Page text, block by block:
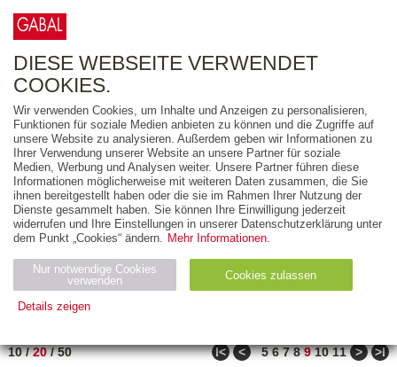
FREITEXT
AUSGABEART
AUS DER REIHE
ZUM THEMA
Neuerscheinung
Bestseller
PREIS
10/20/50 ǀ< < 5 6 7 8 9 10 11 > >ǀ
DIESE WEBSEITE VERWENDET
COOKIES.
Wir verwenden Cookies, um Inhalte und Anzeigen zu personalisieren,
Funktionen für soziale Medien anbieten zu können und die Zugriffe auf
unsere Website zu analysieren. Außerdem geben wir Informationen zu
Ihrer Verwendung unserer Website an unsere Partner für soziale
Medien, Werbung und Analysen weiter. Unsere Partner führen diese
Informationen möglicherweise mit weiteren Daten zusammen, die Sie
ihnen bereitgestellt haben oder die sie im Rahmen Ihrer Nutzung der
Dienste gesammelt haben. Sie können Ihre Einwilligung jederzeit
widerrufen und Ihre Einstellungen in unserer Datenschutzerklärung unter
dem Punkt „Cookies“ ändern. Mehr Informationen.
Nur notwendige Cookies
verwenden
Cookies zulassen
Details zeigen
Ty